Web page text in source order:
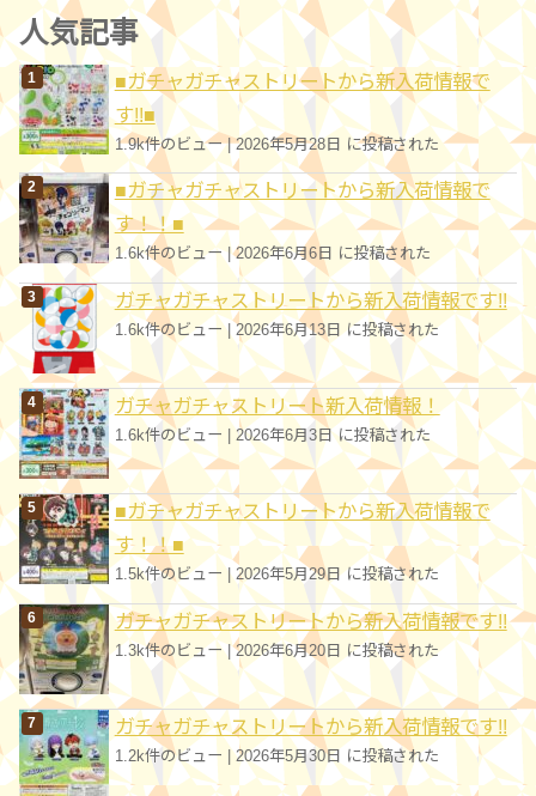
ゴ
リ
ー
人気記事
■ガチャガチャストリートから新入荷情報で
す!!■
1.9k件のビュー|2026年5月28日 に投稿された
■ガチャガチャストリートから新入荷情報で
す！！■
1.6k件のビュー|2026年6月6日 に投稿された
ガチャガチャストリートから新入荷情報です!!
1.6k件のビュー|2026年6月13日 に投稿された
ガチャガチャストリート新入荷情報！
1.6k件のビュー 2026年6月3日 に投稿された
■ガチャガチャストリートから新入荷情報で
す！！■
1.5k件のビュー |2026年5月29日 に投稿された
ガチャガチャストリートから新入荷情報です!!
1.3k件のビュー|2026年6月20日 に投稿された
ガチャガチャストリートから新入荷情報です!!
1.2k件のビュー |2026年5月30日 に投稿された